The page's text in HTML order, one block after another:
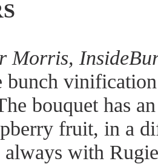
Morris,
bunch
bouquet has
fruit, in a
always with